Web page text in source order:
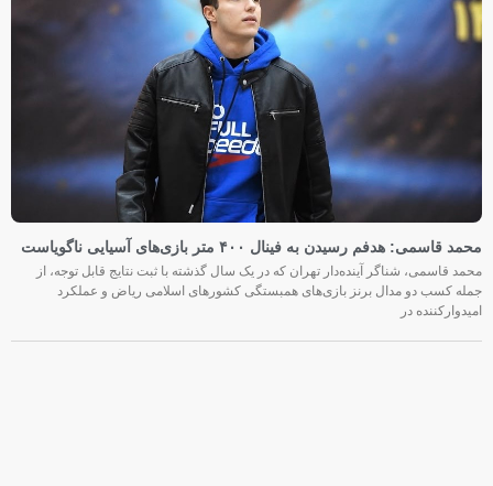
محمد قاسمی: هدفم رسیدن به فینال ۴۰۰ متر بازی‌های آسیایی ناگویاست
محمد قاسمی، شناگر آینده‌دار تهران که در یک سال گذشته با ثبت نتایج قابل توجه، از
جمله کسب دو مدال برنز بازی‌های همبستگی کشورهای اسلامی ریاض و عملکرد
امیدوارکننده در